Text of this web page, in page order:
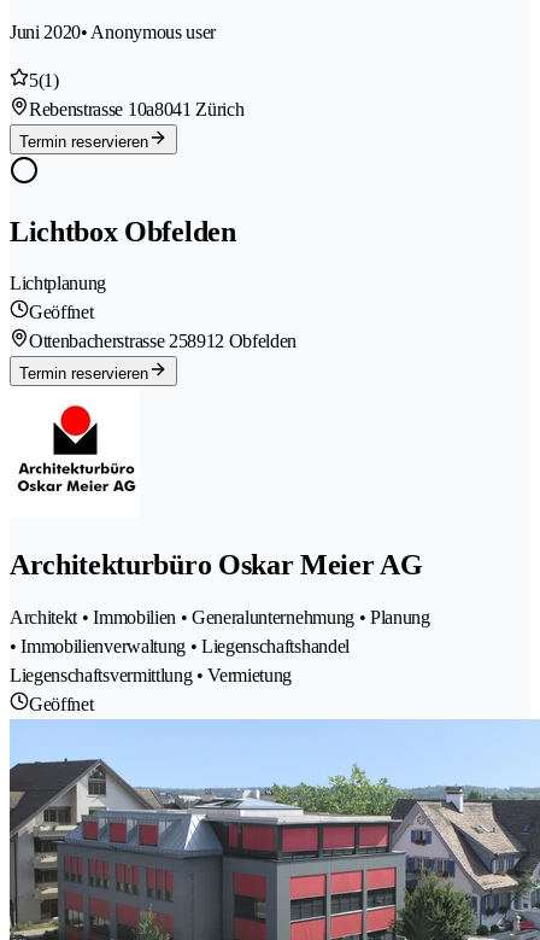
Juni 2020• Anonymous user
5(1)
Rebenstrasse 10a8041 Zürich
Termin reservieren
Lichtbox Obfelden
Lichtplanung
Geöffnet
Ottenbacherstrasse 258912 Obfelden
Termin reservieren
Architekturbüro Oskar Meier AG
Architekt • Immobilien • Generalunternehmung • Planung
• Immobilienverwaltung • Liegenschaftshandel
Liegenschaftsvermittlung • Vermietung
Geöffnet